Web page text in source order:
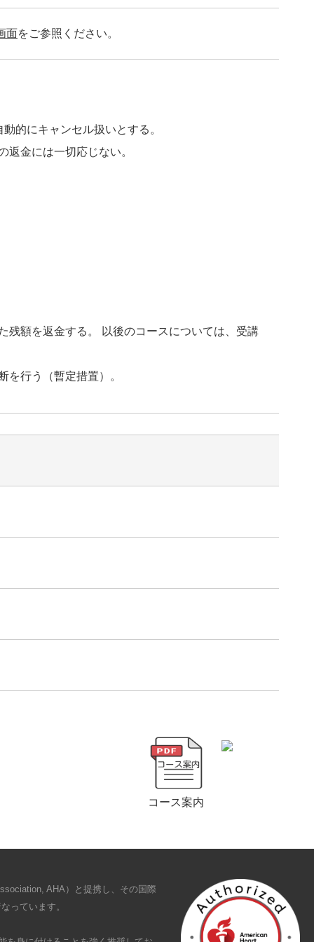
面をご参照ください。
的にキャンセル扱いとする。
金には一切応じない。
残額を返金する。 以後のコースについては、受講
を行う（暫定措置）。
コース案内
AHA）と提携し、その国際
っています。